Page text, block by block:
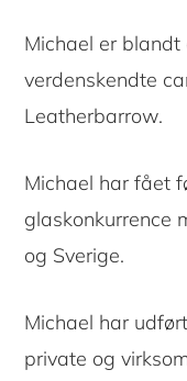
Michael er
verdenskendte
Leatherbarrow.
Michael har fået
glaskonkurrence
og Sverige.
Michael har
private og